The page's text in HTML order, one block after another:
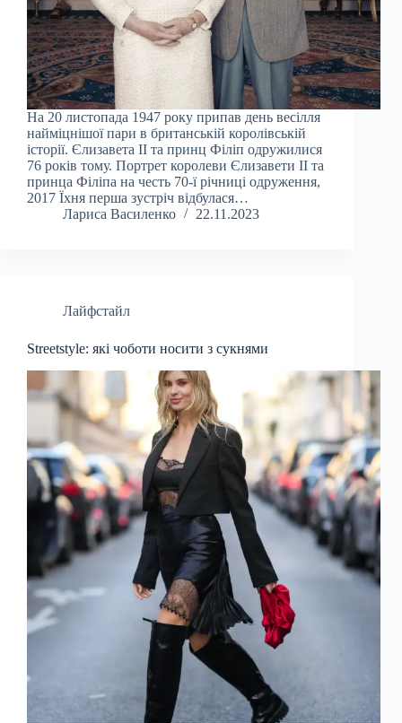
На 20 листопада 1947 року припав день весілля
найміцнішої пари в британській королівській
історії. Єлизавета II та принц Філіп одружилися
76 років тому. Портрет королеви Єлизавети II та
принца Філіпа на честь 70-ї річниці одруження,
2017 Їхня перша зустріч відбулася…
Лариса Василенко
22.11.2023
Лайфстайл
Streetstyle: які чоботи носити з сукнями